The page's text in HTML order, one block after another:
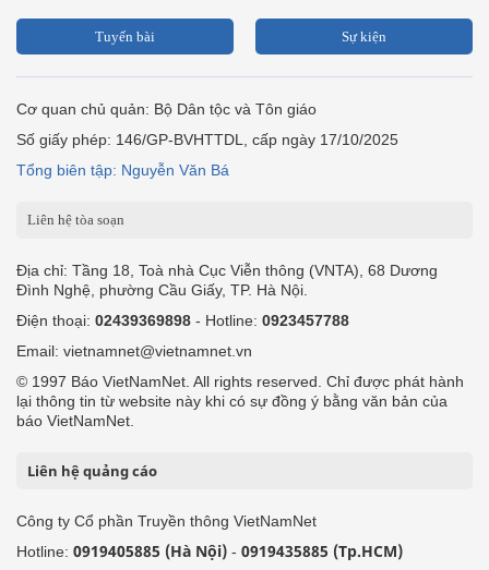
Tuyến bài Sự kiện
Cơ quan chủ quản: Bộ Dân tộc và Tôn giáo
Số giấy phép: 146/GP-BVHTTDL, cấp ngày 17/10/2025
Tổng biên tập: Nguyễn Văn Bá
Liên hệ tòa soạn
Địa chỉ: Tầng 18, Toà nhà Cục Viễn thông (VNTA), 68 Dương
Đình Nghệ, phường Cầu Giấy, TP. Hà Nội.
Điện thoại: 02439369898 - Hotline: 0923457788
Email: vietnamnet@vietnamnet.vn
© 1997 Báo VietNamNet. All rights reserved. Chỉ được phát hành
lại thông tin từ website này khi có sự đồng ý bằng văn bản của
báo VietNamNet.
Liên hệ quảng cáo
Công ty Cổ phần Truyền thông VietNamNet
Hotline: 0919405885 (Hà Nội) - 0919435885 (Tp.HCM)